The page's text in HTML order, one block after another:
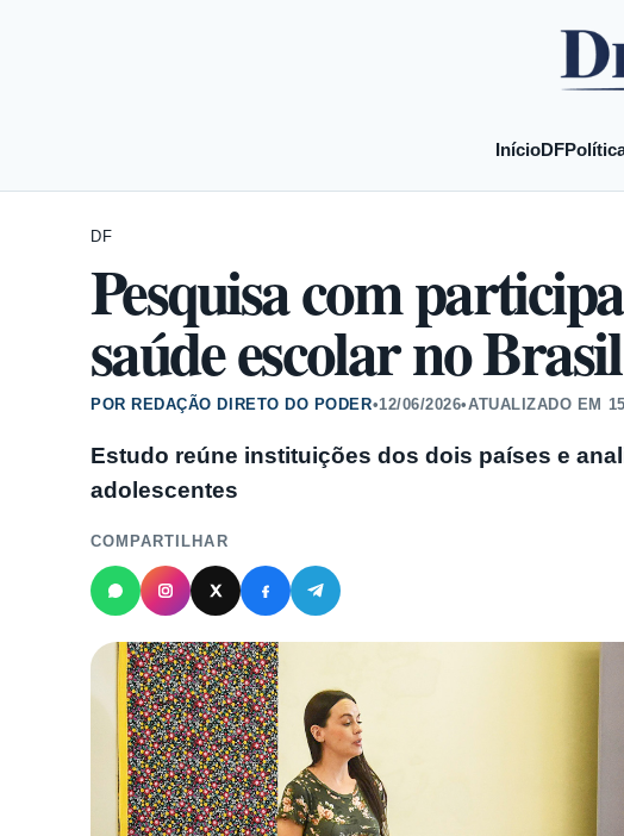
InícioDF
DF
Pesquisa com
saúde escolar no
POR REDAÇÃO DIRETO DO PODER•12/06/2026•ATUALIZADO EM
Estudo reúne instituições dos dois países e
adolescentes
COMPARTILHAR